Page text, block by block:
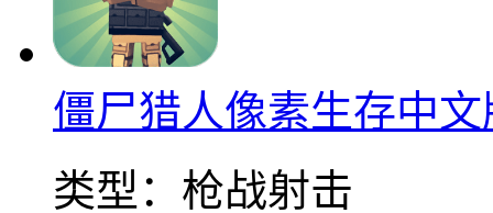
僵尸猎人像素生存中文
类型： 枪战射击